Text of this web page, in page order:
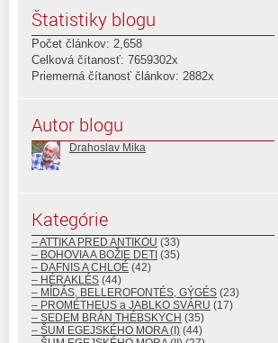
Štatistiky blogu
Počet článkov: 2,658
Celková čítanosť: 7659302x
Priemerná čítanosť článkov: 2882x
Autor blogu
Drahoslav Mika
Kategórie
– ATTIKA PRED ANTIKOU (33)
– BOHOVIA A BOŽIE DETI (35)
– DAFNIS A CHLOÉ (42)
– HÉRAKLÉS (44)
– MÍDÁS, BELLEROFONTÉS, GÝGÉS (23)
– PROMÉTHEUS a JABLKO SVÁRU (17)
– SEDEM BRÁN THÉBSKYCH (35)
– ŠUM EGEJSKÉHO MORA (I) (44)